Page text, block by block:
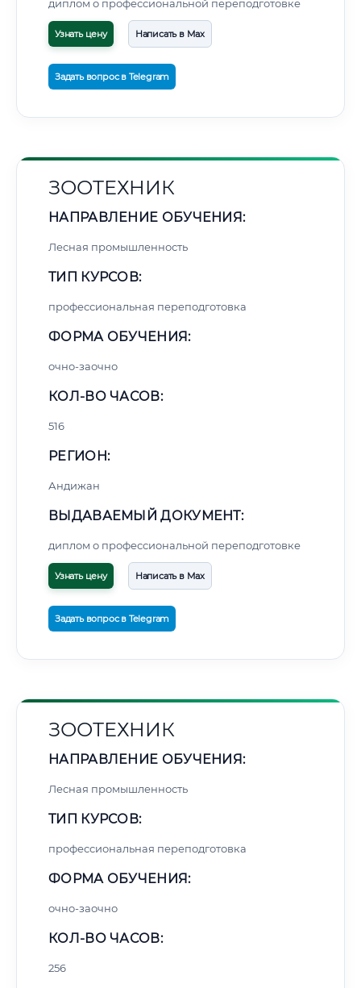
диплом о профессиональной переподготовке
Узнать цену Написать в Max
Задать вопрос в Telegram
ЗООТЕХНИК
НАПРАВЛЕНИЕ ОБУЧЕНИЯ:
Лесная промышленность
ТИП КУРСОВ:
профессиональная переподготовка
ФОРМА ОБУЧЕНИЯ:
очно-заочно
КОЛ-ВО ЧАСОВ:
516
РЕГИОН:
Андижан
ВЫДАВАЕМЫЙ ДОКУМЕНТ:
диплом о профессиональной переподготовке
Узнать цену Написать в Max
Задать вопрос в Telegram
ЗООТЕХНИК
НАПРАВЛЕНИЕ ОБУЧЕНИЯ:
Лесная промышленность
ТИП КУРСОВ:
профессиональная переподготовка
ФОРМА ОБУЧЕНИЯ:
очно-заочно
КОЛ-ВО ЧАСОВ:
256